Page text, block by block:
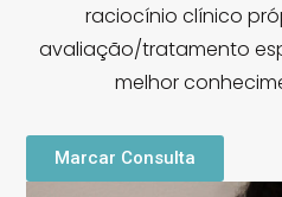
raciocínio clínico
avaliação/tratamento
melhor
Marcar Consulta